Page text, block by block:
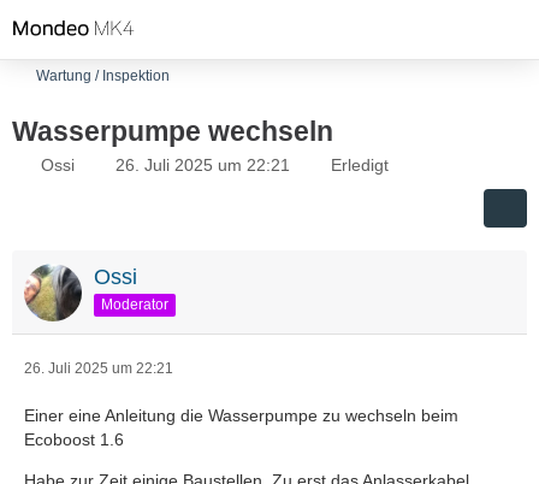
Wartung / Inspektion
Wasserpumpe wechseln
Ossi 26. Juli 2025 um 22:21 Erledigt
Ossi
Moderator
26. Juli 2025 um 22:21
Einer eine Anleitung die Wasserpumpe zu wechseln beim
Ecoboost 1.6